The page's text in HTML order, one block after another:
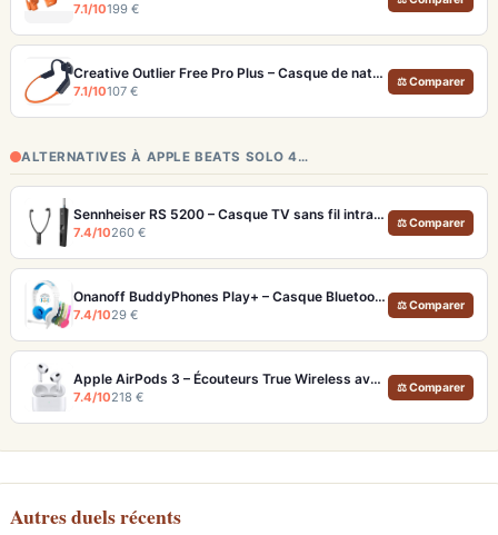
7.1/10199 €
Creative Outlier Free Pro Plus – Casque de natation IPX8 avec MP3 et transducteurs ajustables
7.1/10107 €
⚖ Comparer
ALTERNATIVES À APPLE BEATS SOLO 4…
Sennheiser RS 5200 – Casque TV sans fil intra-auriculaire portée 70m
7.4/10260 €
⚖ Comparer
Onanoff BuddyPhones Play+ – Casque Bluetooth Enfants SafeAudio 3 Niveaux et StudyMode
7.4/1029 €
⚖ Comparer
Apple AirPods 3 – Écouteurs True Wireless avec Audio Spatial et 30h d'autonomie
7.4/10218 €
⚖ Comparer
Autres duels récents